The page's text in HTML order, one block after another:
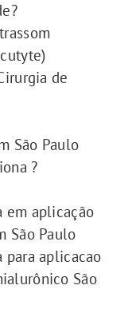
de
São Paulo
?
em aplicação
São Paulo
para aplicacao
São